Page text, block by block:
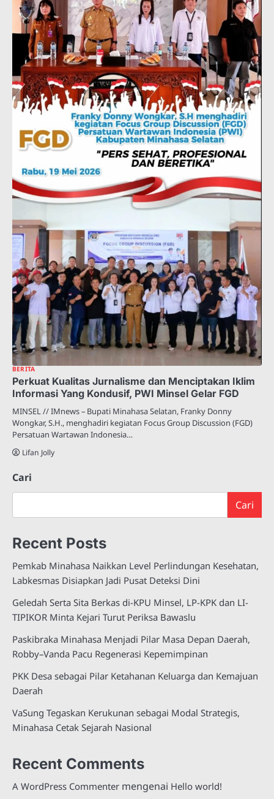
BERITA
Perkuat Kualitas Jurnalisme dan Menciptakan Iklim
Informasi Yang Kondusif, PWI Minsel Gelar FGD
MINSEL // IMnews – Bupati Minahasa Selatan, Franky Donny
Wongkar, S.H., menghadiri kegiatan Focus Group Discussion (FGD)
Persatuan Wartawan Indonesia…
Lifan Jolly
Cari
Cari
Recent Posts
Pemkab Minahasa Naikkan Level Perlindungan Kesehatan,
Labkesmas Disiapkan Jadi Pusat Deteksi Dini
Geledah Serta Sita Berkas di-KPU Minsel, LP-KPK dan LI-
TIPIKOR Minta Kejari Turut Periksa Bawaslu
Paskibraka Minahasa Menjadi Pilar Masa Depan Daerah,
Robby–Vanda Pacu Regenerasi Kepemimpinan
PKK Desa sebagai Pilar Ketahanan Keluarga dan Kemajuan
Daerah
VaSung Tegaskan Kerukunan sebagai Modal Strategis,
Minahasa Cetak Sejarah Nasional
Recent Comments
A WordPress Commenter mengenai Hello world!